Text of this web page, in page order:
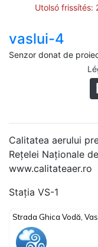
Utolsó frissítés:
vaslui-4
Senzor donat de
Calitatea aerului
Rețelei Naționale
www.calitateaer.ro
Stația VS-1